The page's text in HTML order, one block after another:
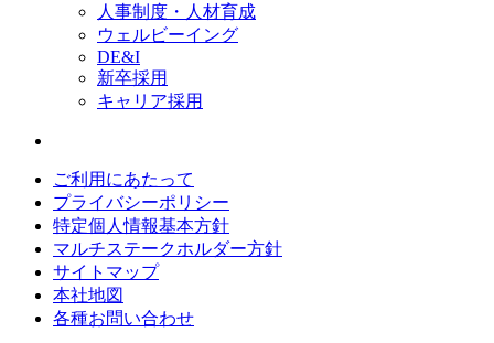
人事制度・人材育成
ウェルビーイング
DE&I
新卒採用
キャリア採用
ご利用にあたって
プライバシーポリシー
特定個人情報基本方針
マルチステークホルダー方針
サイトマップ
本社地図
各種お問い合わせ